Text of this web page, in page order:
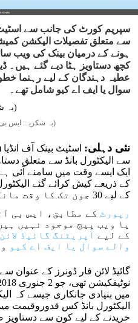
سپریم کورٹ کی جانب سے اسٹیٹ
سے متعلق تفصیلات الیکشن
ہونے کے درمیان بینک کی ویب
کچھ دستاویز ہٹا دیے گئے ہیں۔
عطیہ دہندگان کے لیے رہنما
سوال یا ایف اے کیو شامل تھے۔
(بہ شکریہ: ایس بی آئی ویب سائٹ)
نئی دہلی: اسٹیٹ بینک آف
سے الیکٹورل بانڈ سے متعلق
ایک ایسے وقت میں سامنے آئی
کے ذریعے کیش کرائے گئے
کے لیے 30 جون تک کا وقت مانگا ہے۔
رپورٹ کے مطابق، ایس بی
یا ویب پیج موجود نہیں
کے لیے آپریٹنگ گائیڈ لائن
والے سوال یا ایف اے کیو
گائیڈ لائن فار ڈونرز کے عنوان
میں بنیادی جانکاری جیسے کہ
الیکٹورل بانڈ کس قدوروقیمت
خریدنے کے لیے کون سے دستاویز